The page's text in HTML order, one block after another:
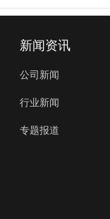
新闻资讯
公司新闻
行业新闻
专题报道